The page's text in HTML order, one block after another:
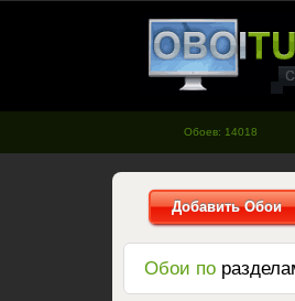
oboitut.com -
столаОбоев: 14018
Добавить Обои
Обои по